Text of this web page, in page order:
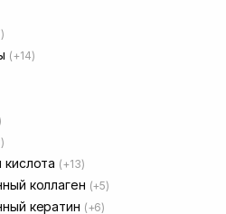
(+14)
кислота (+13)
коллаген (+5)
кератин (+6)